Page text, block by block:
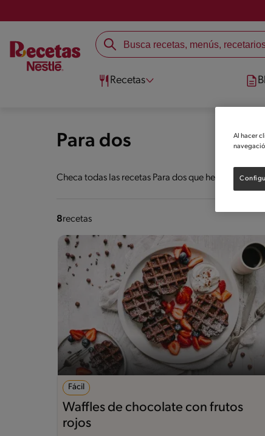
Recetas
Para dos
Checa todas las recetas Para dos que hemos
8recetas
Fácil
Waffles de chocolate con frutos
rojos
Al hacer